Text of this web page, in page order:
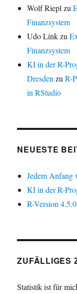
Wolf Riepl zu
Finanzsystem
Udo Linkzu
Finanzsystem
KI in der R-
Dresden zuR-
in RStudio
NEUESTE
Jedem
KI in der R-
R-Version
ZUFÄLLIGES
Statistik ist für